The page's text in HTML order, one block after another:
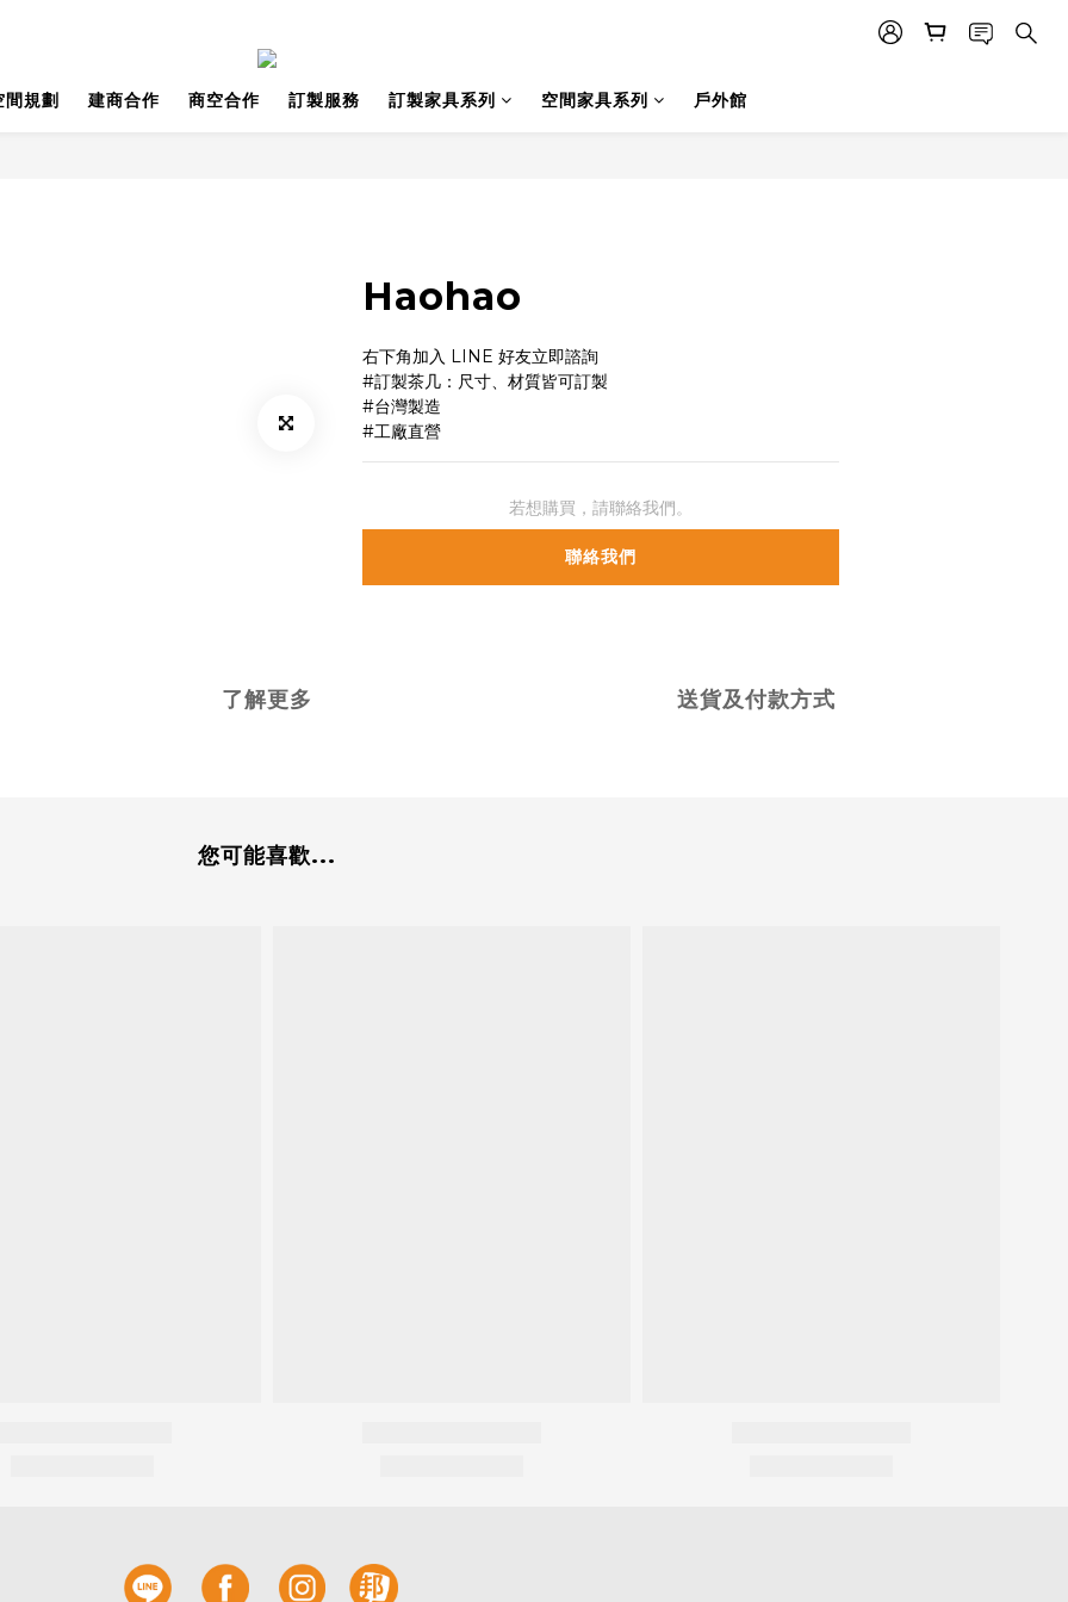
間規劃 建商合作 商空合作 訂製服務 訂製家具系列 空間家具系列 戶外館
Haohao
右下角加入 LINE 好友立即諮詢
#訂製茶几：尺寸、材質皆可訂製
#台灣製造
#工廠直營
若想購買，請聯絡我們。
聯絡我們
了解更多 送貨及付款方式
您可能喜歡...